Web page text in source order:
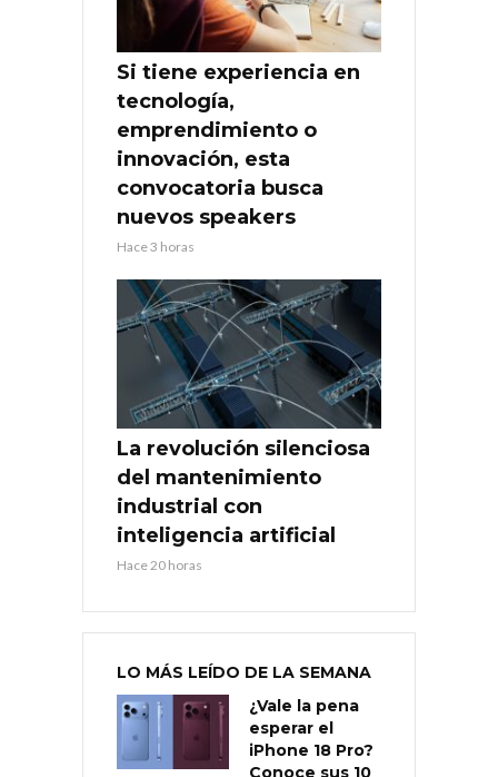
Si tiene experiencia en
tecnología,
emprendimiento o
innovación, esta
convocatoria busca
nuevos speakers
Hace 3 horas
La revolución silenciosa
del mantenimiento
industrial con
inteligencia artificial
Hace 20 horas
LO MÁS LEÍDO DE LA SEMANA
¿Vale la pena
esperar el
iPhone 18 Pro?
Conoce sus 10